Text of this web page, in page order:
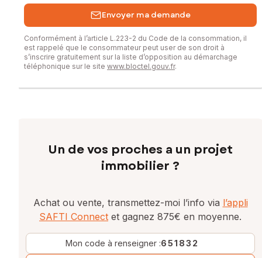
Envoyer ma demande
Conformément à l’article L.223-2 du Code de la consommation, il
est rappelé que le consommateur peut user de son droit à
s’inscrire gratuitement sur la liste d’opposition au démarchage
téléphonique sur le site www.bloctel.gouv.fr.
Un de vos proches a un projet
immobilier ?
Achat ou vente, transmettez-moi l’info via l’appli
SAFTI Connect et gagnez 875€ en moyenne.
Mon code à renseigner :651832